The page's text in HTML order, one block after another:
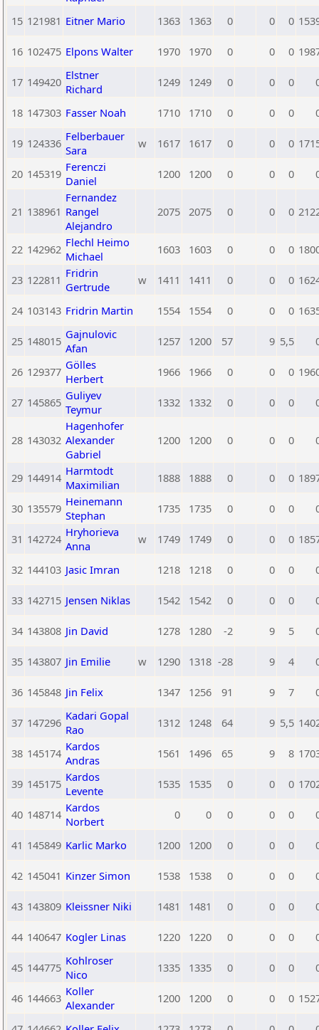
15 121981 Eitner Mario 1363 1363 0 0 0
16 102475 Elpons Walter 1970 1970 0 0 0
17 149420 Elstner
Richard
1249 1249 0 0 0
18 147303 Fasser Noah 1710 1710 0 0 0
19 124336 Felberbauer
Sara
w 1617 1617 0 0 0
20 145319 Ferenczi
Daniel
1200 1200 0 0 0
21 138961
Fernandez
Rangel
Alejandro
2075 2075 0 0 0
22 142962 Flechl Heimo
Michael
1603 1603 0 0 0
23 122811 Fridrin
Gertrude
w 1411 1411 0 0 0
24 103143 Fridrin Martin 1554 1554 0 0 0
25 148015 Gajnulovic
Afan
1257 1200 57 9 5,5
26 129377 Gölles
Herbert
1966 1966 0 0 0
27 145865 Guliyev
Teymur
1332 1332 0 0 0
28 143032
Hagenhofer
Alexander
Gabriel
1200 1200 0 0 0
29 144914 Harmtodt
Maximilian
1888 1888 0 0 0
30 135579 Heinemann
Stephan
1735 1735 0 0 0
31 142724 Hryhorieva
Anna
w 1749 1749 0 0 0
32 144103 Jasic Imran 1218 1218 0 0 0
33 142715 Jensen Niklas 1542 1542 0 0 0
34 143808 Jin David 1278 1280 -2 9 5
35 143807 Jin Emilie w 1290 1318 -28 9 4
36 145848 Jin Felix 1347 1256 91 9 7
37 147296 Kadari Gopal
Rao
1312 1248 64 9 5,5
38 145174 Kardos
Andras
1561 1496 65 9 8
39 145175 Kardos
Levente
1535 1535 0 0 0
40 148714 Kardos
Norbert
0 0 0 0 0
41 145849 Karlic Marko 1200 1200 0 0 0
42 145041 Kinzer Simon 1538 1538 0 0 0
43 143809 Kleissner Niki 1481 1481 0 0 0
44 140647 Kogler Linas 1220 1220 0 0 0
45 144775 Kohlroser
Nico
1335 1335 0 0 0
46 144663 Koller
Alexander
1200 1200 0 0 0